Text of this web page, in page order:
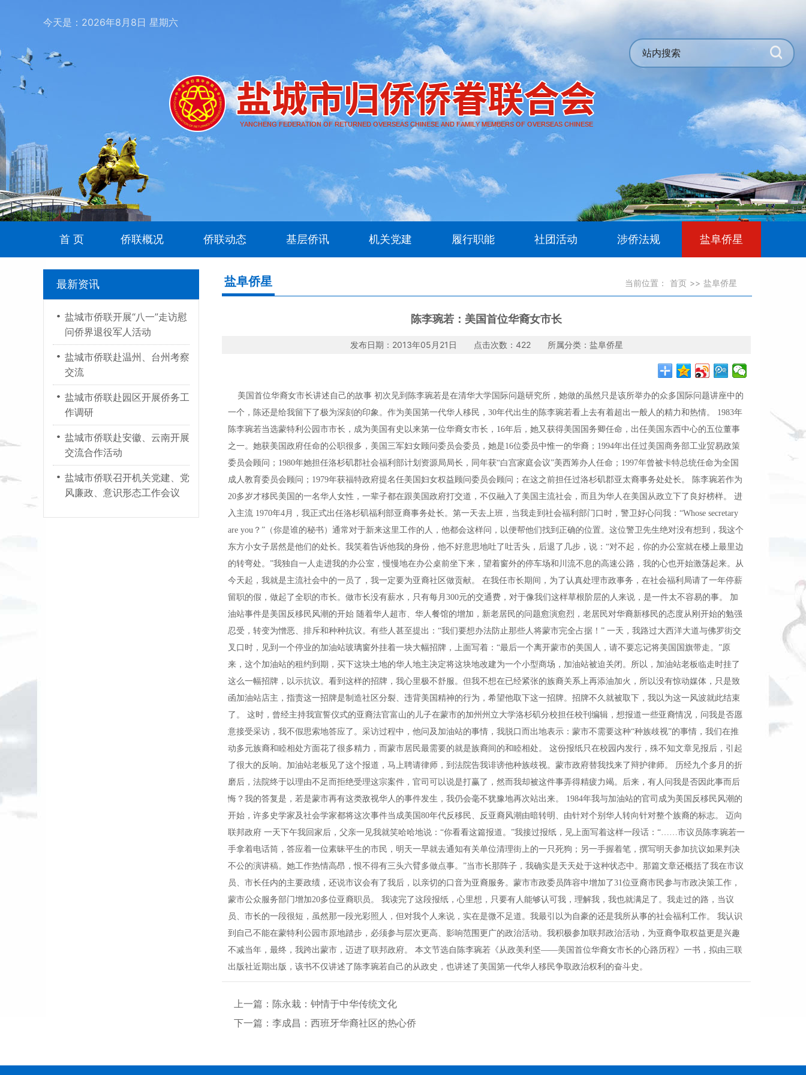
今天是： 2026年8 月 8日 星期六
首 页 侨联概况 侨联动态 基层侨讯 机关党建 履行职能 社团活动 涉侨法规 盐阜侨星
最新资讯
盐城市侨联开展“八一”走访慰
问侨界退役军人活动
盐城市侨联赴温州、台州考察
交流
盐城市侨联赴园区开展侨务工
作调研
盐城市侨联赴安徽、云南开展
交流合作活动
盐城市侨联召开机关党建、党
风廉政、意识形态工作会议
盐阜侨星 当前位置： 首页 >> 盐阜侨星
陈李琬若：美国首位华裔女市长
发布日期：2013年05月21日 点击次数：422 所属分类： 盐阜侨星
美国首位华裔女市长讲述自己的故事 初次见到陈李琬若是在清华大学国际问题研究所，她做的虽然只是该所举办的众多国际问题讲座中的
一个，陈还是给我留下了极为深刻的印象。作为美国第一代华人移民，30年代出生的陈李琬若看上去有着超出一般人的精力和热情。 1983年
陈李琬若当选蒙特利公园市市长，成为美国有史以来第一位华裔女市长，16年后，她又获得美国国务卿任命，出任美国东西中心的五位董事
之一。她获美国政府任命的公职很多，美国三军妇女顾问委员会委员，她是16位委员中惟一的华裔；1994年出任过美国商务部工业贸易政策
委员会顾问；1980年她担任洛杉矶郡社会福利部计划资源局局长，同年获“白宫家庭会议”美西筹办人任命；1997年曾被卡特总统任命为全国
成人教育委员会顾问；1979年获福特政府提名任美国妇女权益顾问委员会顾问；在这之前担任过洛杉矶郡亚太裔事务处处长。 陈李琬若作为
20多岁才移民美国的一名华人女性，一辈子都在跟美国政府打交道，不仅融入了美国主流社会，而且为华人在美国从政立下了良好榜样。 进
入主流 1970年4月，我正式出任洛杉矶福利部亚裔事务处长。第一天去上班，当我走到社会福利部门口时，警卫好心问我：“Whose secretary
are you？”（你是谁的秘书）通常对于新来这里工作的人，他都会这样问，以便帮他们找到正确的位置。这位警卫先生绝对没有想到，我这个
东方小女子居然是他们的处长。我笑着告诉他我的身份，他不好意思地吐了吐舌头，后退了几步，说：“对不起，你的办公室就在楼上最里边
的转弯处。”我独自一人走进我的办公室，慢慢地在办公桌前坐下来，望着窗外的停车场和川流不息的高速公路，我的心也开始激荡起来。从
今天起，我就是主流社会中的一员了，我一定要为亚裔社区做贡献。 在我任市长期间，为了认真处理市政事务，在社会福利局请了一年停薪
留职的假，做起了全职的市长。做市长没有薪水，只有每月300元的交通费，对于像我们这样草根阶层的人来说，是一件太不容易的事。 加
油站事件是美国反移民风潮的开始 随着华人超市、华人餐馆的增加，新老居民的问题愈演愈烈，老居民对华裔新移民的态度从刚开始的勉强
忍受，转变为憎恶、排斥和种种抗议。有些人甚至提出：“我们要想办法防止那些人将蒙市完全占据！” 一天，我路过大西洋大道与佛罗街交
叉口时，见到一个停业的加油站玻璃窗外挂着一块大幅招牌，上面写着：“最后一个离开蒙市的美国人，请不要忘记将美国国旗带走。”原
来，这个加油站的租约到期，买下这块土地的华人地主决定将这块地改建为一个小型商场，加油站被迫关闭。所以，加油站老板临走时挂了
这么一幅招牌，以示抗议。看到这样的招牌，我心里极不舒服。但我不想在已经紧张的族裔关系上再添油加火，所以没有惊动媒体，只是致
函加油站店主，指责这一招牌是制造社区分裂、违背美国精神的行为，希望他取下这一招牌。招牌不久就被取下，我以为这一风波就此结束
了。 这时，曾经主持我宣誓仪式的亚裔法官富山的儿子在蒙市的加州州立大学洛杉矶分校担任校刊编辑，想报道一些亚裔情况，问我是否愿
意接受采访，我不假思索地答应了。采访过程中，他问及加油站的事情，我脱口而出地表示：蒙市不需要这种“种族歧视”的事情，我们在推
动多元族裔和睦相处方面花了很多精力，而蒙市居民最需要的就是族裔间的和睦相处。 这份报纸只在校园内发行，殊不知文章见报后，引起
了很大的反响。加油站老板见了这个报道，马上聘请律师，到法院告我诽谤他种族歧视。蒙市政府替我找来了辩护律师。 历经九个多月的折
磨后，法院终于以理由不足而拒绝受理这宗案件，官司可以说是打赢了，然而我却被这件事弄得精疲力竭。后来，有人问我是否因此事而后
悔？我的答复是，若是蒙市再有这类敌视华人的事件发生，我仍会毫不犹豫地再次站出来。 1984年我与加油站的官司成为美国反移民风潮的
开始，许多史学家及社会学家都将这次事件当成美国80年代反移民、反亚裔风潮由暗转明、由针对个别华人转向针对整个族裔的标志。 迈向
联邦政府 一天下午我回家后，父亲一见我就笑哈哈地说：“你看看这篇报道。”我接过报纸，见上面写着这样一段话：“……市议员陈李琬若一
手拿着电话筒，答应着一位素昧平生的市民，明天一早就去通知有关单位清理街上的一只死狗；另一手握着笔，撰写明天参加抗议如果判决
不公的演讲稿。她工作热情高昂，恨不得有三头六臂多做点事。”当市长那阵子，我确实是天天处于这种状态中。那篇文章还概括了我在市议
员、市长任内的主要政绩，还说市议会有了我后，以亲切的口音为亚裔服务。蒙市市政委员阵容中增加了31位亚裔市民参与市政决策工作，
蒙市公众服务部门增加20多位亚裔职员。 我读完了这段报纸，心里想，只要有人能够认可我，理解我，我也就满足了。我走过的路，当议
员、市长的一段很短，虽然那一段光彩照人，但对我个人来说，实在是微不足道。我最引以为自豪的还是我所从事的社会福利工作。 我认识
到自己不能在蒙特利公园市原地踏步，必须参与层次更高、影响范围更广的政治活动。我积极参加联邦政治活动，为亚裔争取权益更是兴趣
不减当年，最终，我跨出蒙市，迈进了联邦政府。 本文节选自陈李琬若《从政美利坚——美国首位华裔女市长的心路历程》一书，拟由三联
出版社近期出版，该书不仅讲述了陈李琬若自己的从政史，也讲述了美国第一代华人移民争取政治权利的奋斗史。
上一篇： 陈永栽：钟情于中华传统文化
下一篇： 李成昌：西班牙华裔社区的热心侨